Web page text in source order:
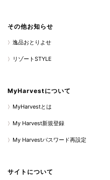
その他お知らせ
逸品おとりよせ
リゾートSTYLE
MyHarvestについて
MyHarvestとは
My Harvest新規登録
My Harvestパスワード再設定
サイトについて